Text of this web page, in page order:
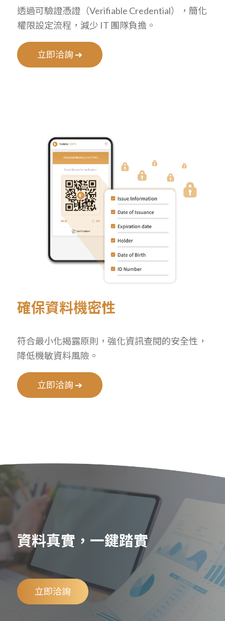
透過可驗證憑證（Verifiable Credential），簡化
權限設定流程，減少 IT 團隊負擔。
立即洽詢 ➔
確保資料機密性
符合最小化揭露原則，強化資訊查閱的安全性，
降低機敏資料風險。
立即洽詢 ➔
資料真實，一鍵踏實
立即洽詢